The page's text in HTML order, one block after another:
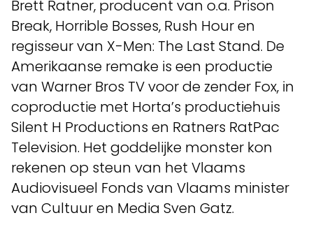
Brett Ratner, producent van o.a. Prison
Break, Horrible Bosses, Rush Hour en
regisseur van X-Men: The Last Stand. De
Amerikaanse remake is een productie
van Warner Bros TV voor de zender Fox, in
coproductie met Horta’s productiehuis
Silent H Productions en Ratners RatPac
Television. Het goddelijke monster kon
rekenen op steun van het Vlaams
Audiovisueel Fonds van Vlaams minister
van Cultuur en Media Sven Gatz.